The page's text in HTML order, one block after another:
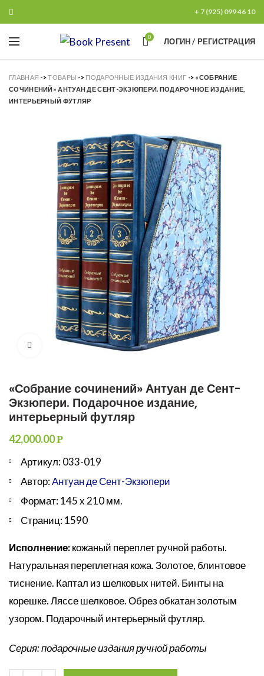
+ 7 (925) 099 46 10
0 ЛОГИН / РЕГИСТРАЦИЯ
ГЛАВНАЯ ->ТОВАРЫ -> ПОДАРОЧНЫЕ ИЗДАНИЯ КНИГ -> «СОБРАНИЕ
СОЧИНЕНИЙ» АНТУАН ДЕ СЕНТ-ЭКЗЮПЕРИ. ПОДАРОЧНОЕ ИЗДАНИЕ,
ИНТЕРЬЕРНЫЙ ФУТЛЯР
Увеличить
«Собрание сочинений» Антуан де Сент-
Экзюпери. Подарочное издание,
интерьерный футляр
42,000.00Р
Артикул: 033-019
Автор:Антуан де Сент-Экзюпери
Формат: 145 х 210 мм.
Страниц: 1590
Исполнение:кожаный переплет ручной работы.
Натуральная переплетная кожа. Золотое, блинтовое
тиснение. Каптал из шелковых нитей. Бинты на
корешке. Ляссе шелковое. Обрез обкатан золотым
узором. Подарочный интерьерный футляр.
Серия: подарочные издания ручной работы